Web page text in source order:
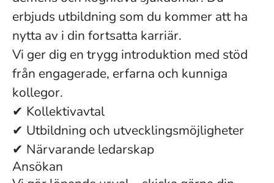
erbjuds utbildning som du kommer att ha
nytta av i din fortsatta karriär.
Vi ger dig en trygg introduktion med stöd
från engagerade, erfarna och kunniga
kollegor.
✔ Kollektivavtal
✔ Utbildning och utvecklingsmöjligheter
✔ Närvarande ledarskap
Ansökan